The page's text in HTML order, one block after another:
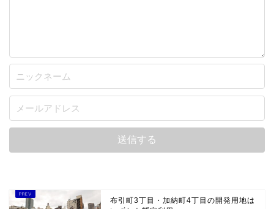
布引町3丁目・加納町4丁目の開発用地は